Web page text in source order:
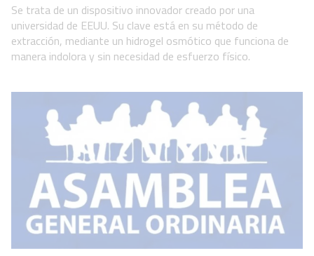
Se trata de un dispositivo innovador creado por una
universidad de EEUU. Su clave está en su método de
extracción, mediante un hidrogel osmótico que funciona de
manera indolora y sin necesidad de esfuerzo físico.